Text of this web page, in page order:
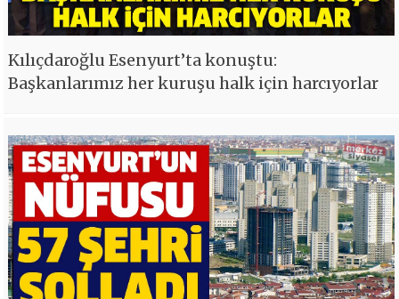
Kılıçdaroğlu Esenyurt’ta konuştu:
Başkanlarımız her kuruşu halk için harcıyorlar